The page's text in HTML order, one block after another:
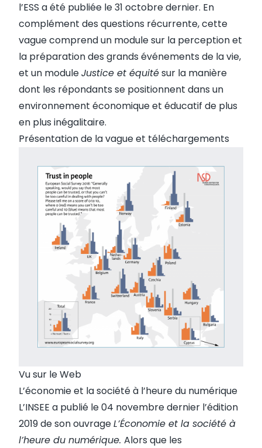
l’ESS a été publiée le 31 octobre dernier. En
complément des questions récurrente, cette
vague comprend un module sur la perception et
la préparation des grands événements de la vie,
et un moduleJustice et équitésur la manière
dont les répondants se positionnent dans un
environnement économique et éducatif de plus
en plus inégalitaire.
Présentation de la vague et téléchargements
Vu sur le Web
L’économie et la société à l’heure du numérique
L’INSEE a publié le 04 novembre dernier l’édition
2019 de son ouvrageL’Économie et la société à
l’heure du numérique. Alors que les